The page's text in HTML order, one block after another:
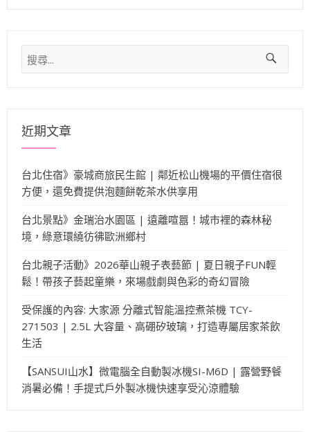
搜
尋
近期文章
台北住宿》豪城商旅民生館 | 鄰近松山機場的平價住宿很
方便，還免費提供泡麵餅乾茶水供享用
台北景點》金瑞治水園區 | 遠離喧囂！城市裡的森林秘
境，綠意環繞彷彿歐洲鄉村
台北親子活動》2026華山親子表藝節 | 夏日親子FUN輕
鬆！帶孩子藝起童樂，來場戲劇與色彩的奇幻冒險
受保護的內容: 大家源 分離式智能溫控煮茶機 TCY-
271503 | 2.5L 大容量、高硼矽玻璃，打造專屬居家茶飲
生活
【SANSUI山水】微電腦全自動製冰機SI-M6D | 露營野餐
消暑必備！手提式戶外製冰機快速享受沁涼體驗